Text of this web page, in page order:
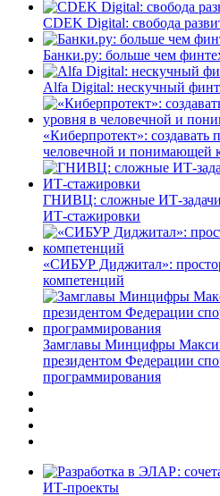
CDEK Digital: свобода
Банки.ру: больше чем
Alfa Digital: нескучный
«Киберпротект»:
человечной и понимающей
ГНИВЦ: сложные
ИТ‑стажировки
«СИБУР Диджитал»:
компетенций
Замглавы Минцифры
президентом Федерации
программирования
ИТ-проекты